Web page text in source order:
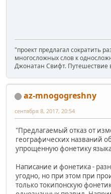
"проект предлагал сократить
многосложных слов к
Джонатан Свифт. Путешествие
az-mnogogreshny
сентября 8, 2017, 20:54
"Предлагаемый отказ от
географических названий
упрощенную фонетику
Написание и фонетика -
угодно, но при этом при
только токипонскую